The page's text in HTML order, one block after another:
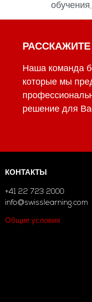
Наша команда
которые мы
решение для
КОНТАКТЫ
+41 22 723 2000
info@swisslearning.com
Общие условия